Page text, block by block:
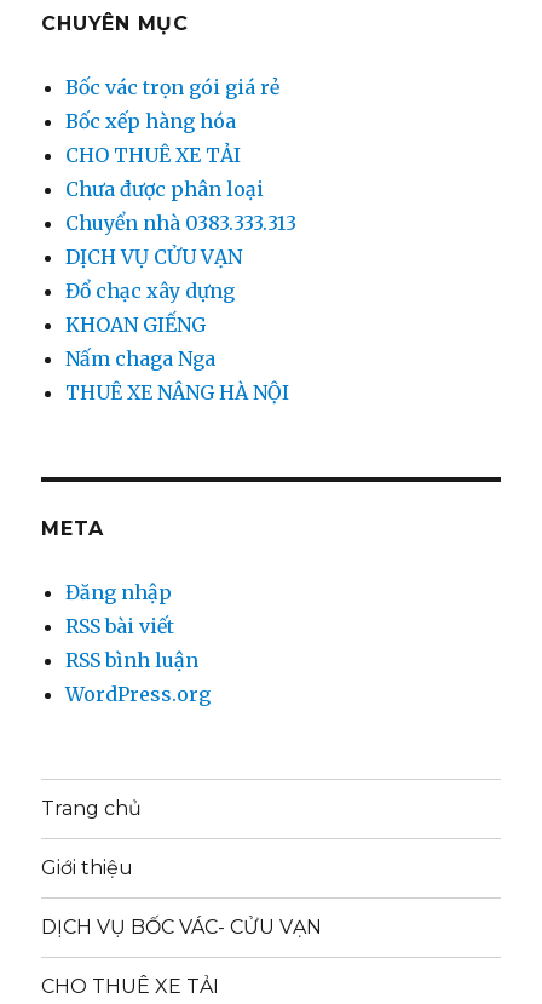
CHUYÊN MỤC
Bốc vác trọn gói giá rẻ
Bốc xếp hàng hóa
CHO THUÊ XE TẢI
Chưa được phân loại
Chuyển nhà 0383.333.313
DỊCH VỤ CỬU VẠN
Đổ chạc xây dựng
KHOAN GIẾNG
Nấm chaga Nga
THUÊ XE NÂNG HÀ NỘI
META
Đăng nhập
RSS bài viết
RSS bình luận
WordPress.org
Trang chủ
Giới thiệu
DỊCH VỤ BỐC VÁC- CỬU VẠN
CHO THUÊ XE TẢI